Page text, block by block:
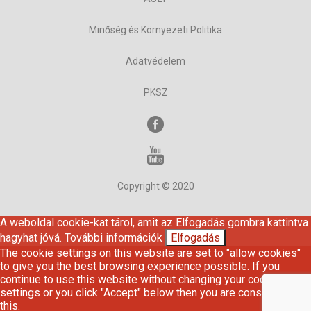
Minőség és Környezeti Politika
Adatvédelem
PKSZ
Copyright © 2020
A weboldal cookie-kat tárol, amit az Elfogadás gombra kattintva
hagyhat jóvá. További információk
Elfogadás
The cookie settings on this website are set to "allow cookies"
to give you the best browsing experience possible. If you
continue to use this website without changing your cookie
settings or you click "Accept" below then you are consenting to
this.